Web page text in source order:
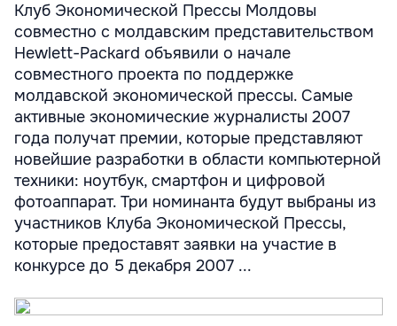
Клуб Экономической Прессы Молдовы
совместно с молдавским представительством
Hewlett-Packard объявили о начале
совместного проекта по поддержке
молдавской экономической прессы. Самые
активные экономические журналисты 2007
года получат премии, которые представляют
новейшие разработки в области компьютерной
техники: ноутбук, смартфон и цифровой
фотоаппарат. Три номинанта будут выбраны из
участников Клуба Экономической Прессы,
которые предоставят заявки на участие в
конкурсе до 5 декабря 2007 ...